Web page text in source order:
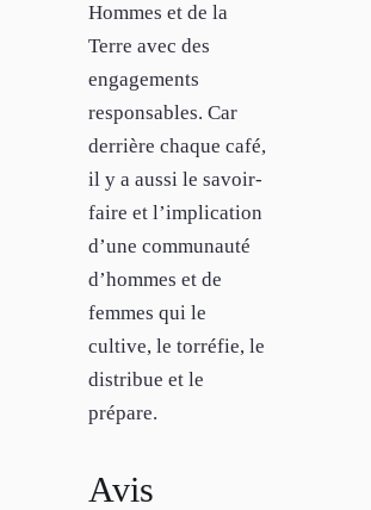
Hommes et de la
Terre avec des
engagements
responsables. Car
derrière chaque café,
il y a aussi le savoir-
faire et l’implication
d’une communauté
d’hommes et de
femmes qui le
cultive, le torréfie, le
distribue et le
prépare.
Avis